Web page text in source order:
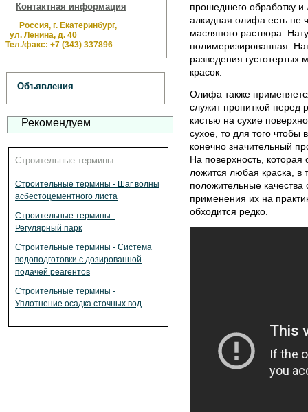
Контактная информация
Россия, г. Екатеринбург,
ул. Ленина, д. 40
Тел./факс: +7 (343) 337896
Объявления
Рекомендуем
Строительные термины
Строительные термины - Шаг волны
асбестоцементного листа
Строительные термины -
Регулярный парк
Строительные термины - Система
водоподготовки с дозированной
подачей реагентов
Строительные термины -
Уплотнение осадка сточных вод
прошедшего обработку и
алкидная олифа есть не
масляного раствора.
полимеризированная.
разведения густотертых
красок.
Олифа также
служит пропиткой перед
кистью на сухие
сухое, то для того чтобы
конечно значительный
На поверхность, которая
ложится любая краска, в
положительные
применения их на
обходится редко.